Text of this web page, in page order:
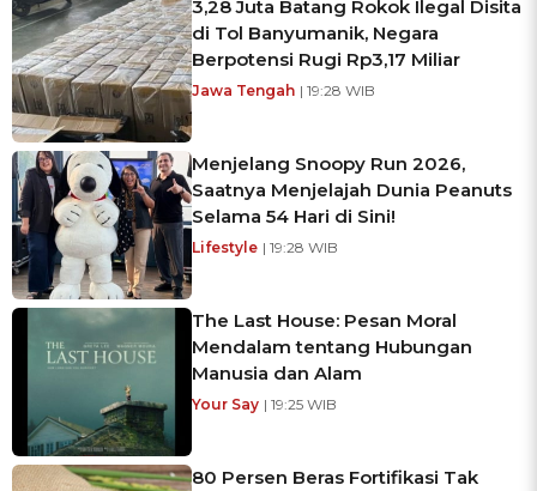
3,28 Juta Batang Rokok Ilegal Disita
di Tol Banyumanik, Negara
Berpotensi Rugi Rp3,17 Miliar
Jawa Tengah | 19:28 WIB
Menjelang Snoopy Run 2026,
Saatnya Menjelajah Dunia Peanuts
Selama 54 Hari di Sini!
Lifestyle | 19:28 WIB
The Last House: Pesan Moral
Mendalam tentang Hubungan
Manusia dan Alam
Your Say | 19:25 WIB
80 Persen Beras Fortifikasi Tak